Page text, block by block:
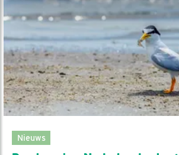
Nieuws